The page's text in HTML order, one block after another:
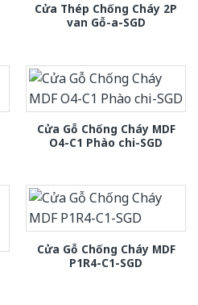
Cửa Thép Chống Cháy 2P
van Gỗ-a-SGD
Cửa Gỗ Chống Cháy MDF
O4-C1 Phào chi-SGD
Cửa Gỗ Chống Cháy MDF
P1R4-C1-SGD